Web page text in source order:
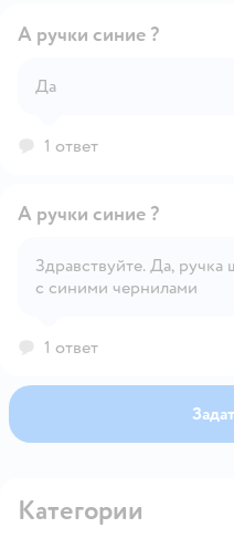
А ручки синие ?
Да
1 ответ
А ручки синие ?
Здравствуйте. Да,
с синими чернилами
1 ответ
Категории